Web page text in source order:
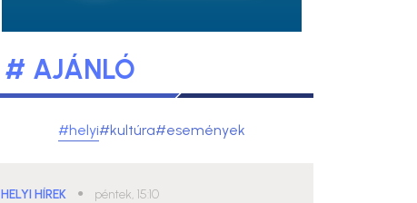
# AJÁNLÓ
#helyi#kultúra#események
HELYI HÍREK ● péntek, 15:10